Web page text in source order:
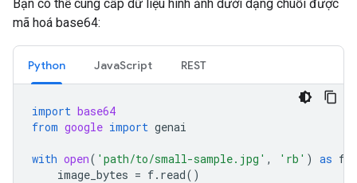
Bạn có thể cung cấp dữ liệu hình ảnh dưới dạng chuỗi được
mã hoá base64:
Python JavaScript REST
import base64
from google import genai
with open( 'path/to/small-sample.jpg' , 'rb' ) as f
image_bytes = f. read()